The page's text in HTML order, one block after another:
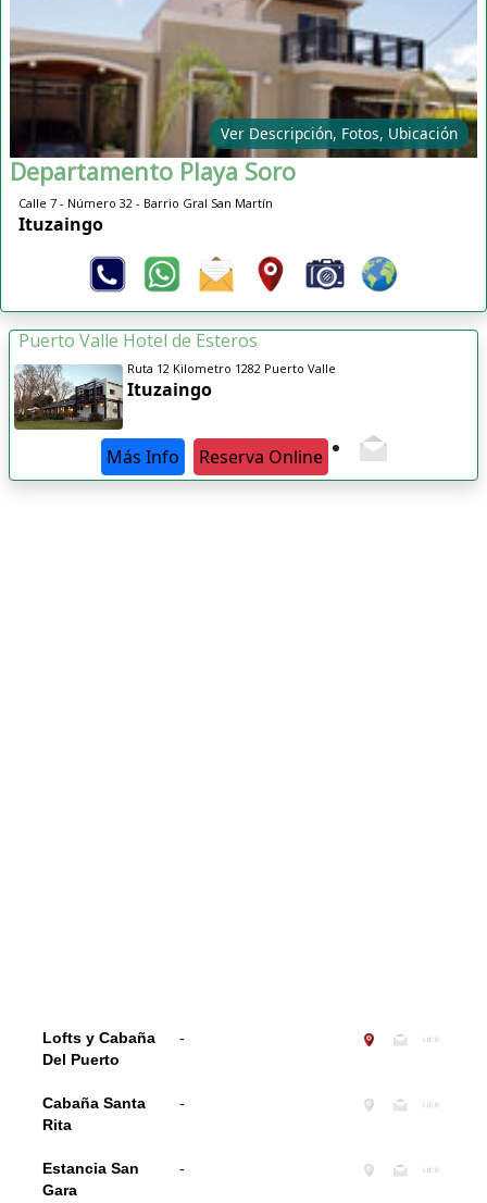
Ver Descripción, Fotos, Ubicación
Departamento Playa Soro
Calle 7 - Número 32 - Barrio Gral San Martín
Ituzaingo
Puerto Valle Hotel de Esteros
Ruta 12 Kilometro 1282 Puerto Valle
Ituzaingo
Más Info Reserva Online
Lofts y Cabaña
Del Puerto
-
Cabaña Santa
Rita
-
Estancia San
Gara
-